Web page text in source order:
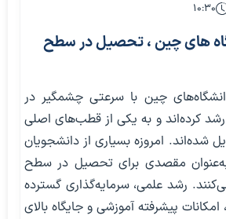
۱۰:۳۰
های چین ، تحصیل در سطح
چین با سرعتی چشمگیر در
کرده‌اند و به یکی از قطب‌های اصلی
شده‌اند. امروزه بسیاری از دانشجویان
به‌عنوان مقصدی برای تحصیل در سطح
رشد علمی، سرمایه‌گذاری گسترده
پیشرفته آموزشی و جایگاه بالای